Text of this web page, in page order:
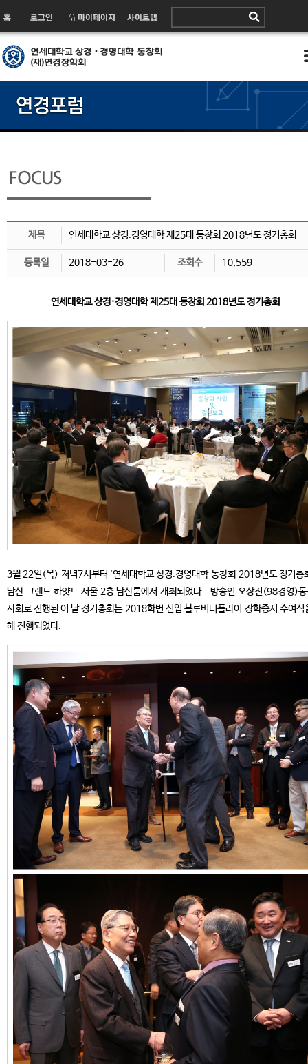
제목 연세대학교 상경.경영대학 제25대 동창회 2018년도 정기총회
등록일 2018-03-26 조회수 10,559
연세대학교 상경·경영대학 제25대 동창회 2018년도 정기총회
3월 22일(목) 저녁7시부터 '연세대학교 상경.경영대학 동창회 2018년도 정기총
남산 그랜드 하얏트 서울 2층 남산룸에서 개최되었다. 방송인 오상진(98경영)동
사회로 진행된 이 날 정기총회는 2018학번 신입 블루버터플라이 장학증서 수여식
해 진행되었다.